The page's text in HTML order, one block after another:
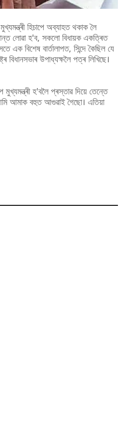
হিচাপে অব্যাহত থকাক লৈ
লোৱা হ'ব, সকলো বিধায়ক একত্ৰিত
বিশেষ বাৰ্তালাপত, সিন্দে কৈছিল যে
বিধানসভাৰ উপাধ্যক্ষলৈ পত্ৰ লিখিছে।
মুখ্যমন্ত্ৰী হ'বলৈ প্ৰস্তাৱ দিয়ে তেন্তে
আমাক বহুত আগুৱাই গৈছো। এতিয়া